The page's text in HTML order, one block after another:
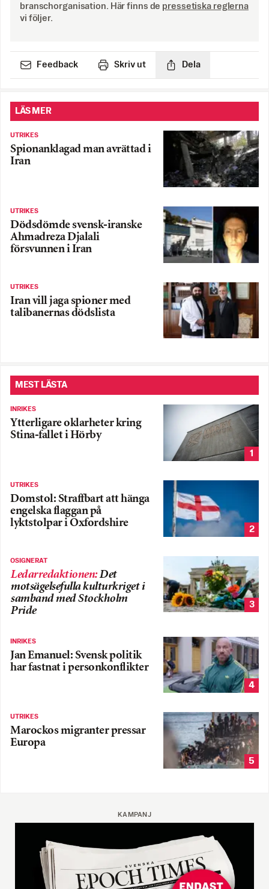
branschorganisation. Här finns de pressetiska reglerna
vi följer.
Feedback Skriv ut Dela
LÄS MER
UTRIKES
Spionanklagad man avrättad i
Iran
UTRIKES
Dödsdömde svensk-iranske
Ahmadreza Djalali
försvunnen i Iran
UTRIKES
Iran vill jaga spioner med
talibanernas dödslista
MEST LÄSTA
INRIKES
Ytterligare oklarheter kring
Stina-fallet i Hörby
1
UTRIKES
Domstol: Straffbart att hänga
engelska flaggan på
lyktstolpar i Oxfordshire
2
OSIGNERAT
Ledarredaktionen:Det
motsägelsefulla kulturkriget i
samband med Stockholm
Pride
3
INRIKES
Jan Emanuel: Svensk politik
har fastnat i personkonflikter
4
UTRIKES
Marockos migranter pressar
Europa
5
KAMPANJ